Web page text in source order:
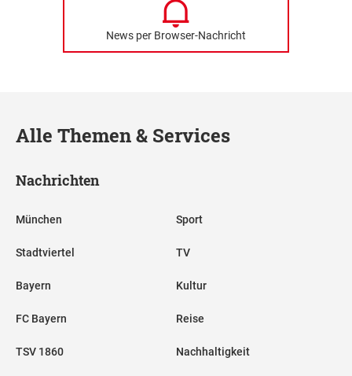
News per Browser-Nachricht
Alle Themen & Services
Nachrichten
München
Stadtviertel
Bayern
FC Bayern
TSV 1860
Sport
TV
Kultur
Reise
Nachhaltigkeit